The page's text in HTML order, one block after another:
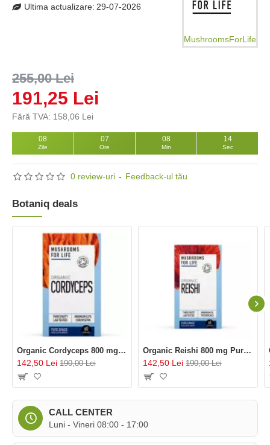
0 review-uri - Feedback-ul tău
08
Zile
07
Ore
08
Min
13
Sec
255,00 Lei
191,25 Lei
Fără TVA: 158,06 Lei
Ultima actualizare: 29-07-2026
MushroomsForLife
CALL CENTER
Luni - Vineri 08:00 - 17:00
Botaniq deals
Organic Cordyceps 800 mg Pure Grade Extract (60 capsule), MushroomsForLife
142,50 Lei 190,00 Lei
Organic Reishi 800 mg Pure Grade Extract (60 capsule), MushroomsForLife
142,50 Lei 190,00 Lei